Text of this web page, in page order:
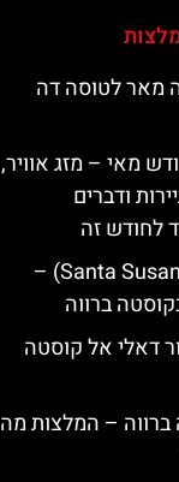
מאר לטוסה דה
מאי – מזג אוויר,
ודברים
לחודש זה
סנטה סוזנה (Santa Susanna) –
ברווה
דאלי אל קוסטה
– המלצות מה